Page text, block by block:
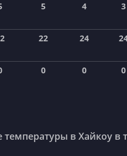
5 4 3
22 24
0 0 0
в Хайкоу в